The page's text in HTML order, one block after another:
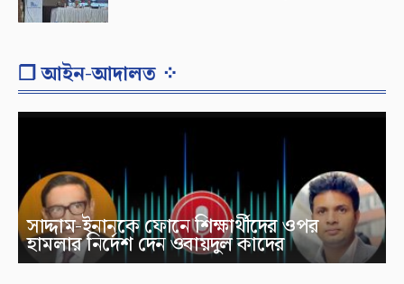
❐ আইন-আদালত ⁘
সাদ্দাম-ইনানকে ফোনে শিক্ষার্থীদের ওপর
হামলার নির্দেশ দেন ওবায়দুল কাদের